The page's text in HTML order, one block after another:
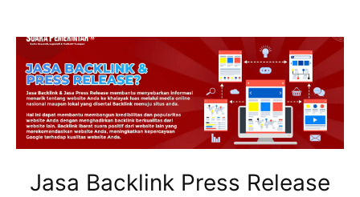
Jasa Backlink Press Release